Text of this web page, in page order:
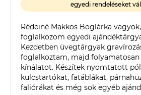
egyedi rendeléseket
Rédeiné Makkos Boglárka vagyok,
foglalkozom egyedi
Kezdetben üvegtárgyak
foglalkoztam, majd
kínálatot. Készítek nyomtatott
kulcstartókat, fatáblákat,
faliórákat és még sok egyéb